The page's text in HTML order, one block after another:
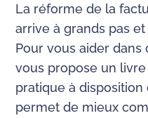
La réforme de la
arrive à grands pas
Pour vous aider dans
vous propose un
pratique à
permet de mieux